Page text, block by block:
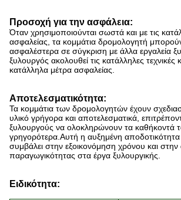
Προσοχή για την ασφάλεια:
Όταν χρησιμοποιούνται σωστά και με τις
ασφαλείας, τα κομμάτια δρομολογητή μπορούν
ασφαλέστερα σε σύγκριση με άλλα εργαλεία
ξυλουργός ακολουθεί τις κατάλληλες τεχνικές
κατάλληλα μέτρα ασφαλείας.
Αποτελεσματικότητα:
Τα κομμάτια των δρομολογητών έχουν
υλικό γρήγορα και αποτελεσματικά,
ξυλουργούς να ολοκληρώνουν τα καθήκοντά
γρηγορότερα.Αυτή η αυξημένη
συμβάλει στην εξοικονόμηση χρόνου και
παραγωγικότητας στα έργα ξυλουργικής.
Ειδικότητα: